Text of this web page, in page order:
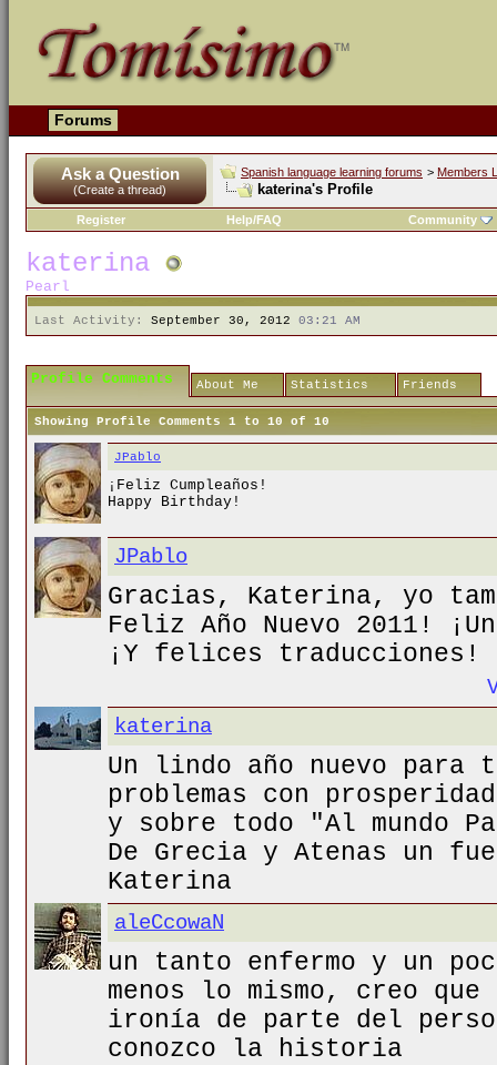
Forums
Ask a Question
(Create a thread)
Spanish language learning forums > Members
katerina's Profile
Register Help/FAQ Community
katerina
Pearl
Last Activity: September 30, 2012 03:21 AM
Profile Comments About Me Statistics Friends
Showing Profile Comments 1 to 10 of 10
JPablo
¡Feliz Cumpleaños!
Happy Birthday!
JPablo
Gracias, Katerina, yo
Feliz Año Nuevo 2011!
¡Y felices traducciones!
katerina
Un lindo año nuevo para
problemas con
y sobre todo "Al mundo
De Grecia y Atenas un
Katerina
aleCcowaN
un tanto enfermo y un
menos lo mismo, creo
ironía de parte del
conozco la historia